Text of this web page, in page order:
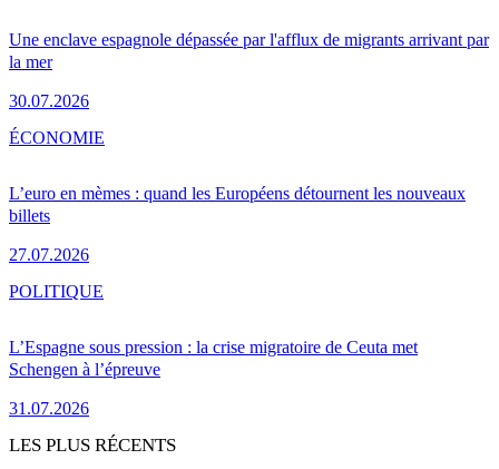
Une enclave espagnole dépassée par l'afflux de migrants arrivant par
la mer
30.07.2026
L’euro en mèmes : quand les Européens détournent les nouveaux
billets
27.07.2026
ÉCONOMIE
L’Espagne sous pression : la crise migratoire de Ceuta met
Schengen à l’épreuve
31.07.2026
POLITIQUE
LES PLUS RÉCENTS